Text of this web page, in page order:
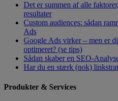
Det er summen af alle
resultater
Custom audiences: sådan
Ads
Google Ads virker – men er
optimeret? (se tips)
Sådan skaber en SEO-
Har du en stærk (nok)
Produkter & Services